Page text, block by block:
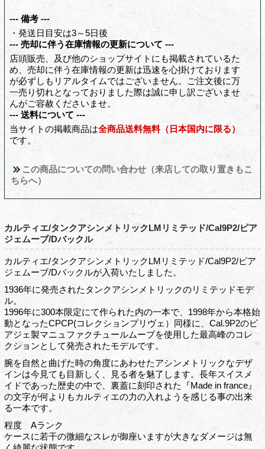
--- 備考 ---
・発送日目安は3～5日後
--- 売却に伴う在庫情報の更新について ---
店頭販売、及び他のショップサイトにも掲載されているた
め、売却に伴う在庫情報の更新は迅速を心掛けております
が必ずしもリアルタイムではございません。ご注文後に万
一売り切れとなっておりました際は誠に申し訳ございませ
んがご容赦くださいませ。
--- 送料について ---
当サイトの掲載商品は全商品送料無料（日本国内に限る）
です。
この商品についての問い合わせ（来店しての取り置きもこ
ちらへ）
カルティエ/タンクアシンメトリックLMリミテッド/Cal9P2/ピア
ジェムーブ/Dバックル
カルティエ/タンクアシンメトリックLMリミテッド/Cal9P2/ピア
ジェムーブ/Dバックルが入荷いたしました。
1936年に発売されたタンクアシンメトリックのリミテッドモデ
ル。
1996年に300本限定にて作られた内の一本で、1998年から本格始
動となったCPCP(コレクションプリヴェ）同様に、Cal.9P2のピ
アジェ製マニュファクチュールムーブを使用した最高峰のコレ
クションとして発売されたモデルです。
腕を自然と曲げた時の角度にあわせたアシンメトリックなデザ
インは今見ても目新しく、見る者を魅了します。長年スイスメ
イドであった歴史の中で、裏蓋に刻印された『Made in france』
の文字が何よりもカルティエの力の入れようを感じる事の出来
る一本です。
程度 Aランク
ケースに若干の微細なスレが御座いますが大きなダメージは無